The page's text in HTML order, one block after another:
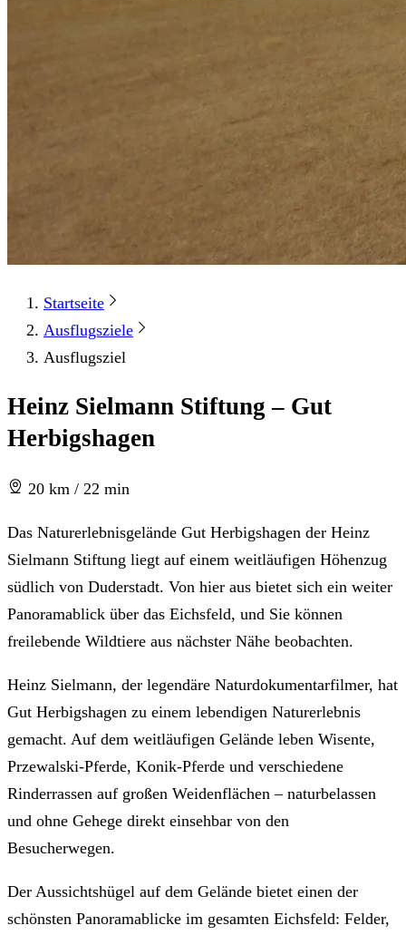
Startseite
Ausflugsziele
Ausflugsziel
Heinz Sielmann Stiftung – Gut
Herbigshagen
20 km / 22 min
Das Naturerlebnisgelände Gut Herbigshagen der Heinz
Sielmann Stiftung liegt auf einem weitläufigen Höhenzug
südlich von Duderstadt. Von hier aus bietet sich ein weiter
Panoramablick über das Eichsfeld, und Sie können
freilebende Wildtiere aus nächster Nähe beobachten.
Heinz Sielmann, der legendäre Naturdokumentarfilmer, hat
Gut Herbigshagen zu einem lebendigen Naturerlebnis
gemacht. Auf dem weitläufigen Gelände leben Wisente,
Przewalski-Pferde, Konik-Pferde und verschiedene
Rinderrassen auf großen Weidenflächen – naturbelassen
und ohne Gehege direkt einsehbar von den
Besucherwegen.
Der Aussichtshügel auf dem Gelände bietet einen der
schönsten Panoramablicke im gesamten Eichsfeld: Felder,